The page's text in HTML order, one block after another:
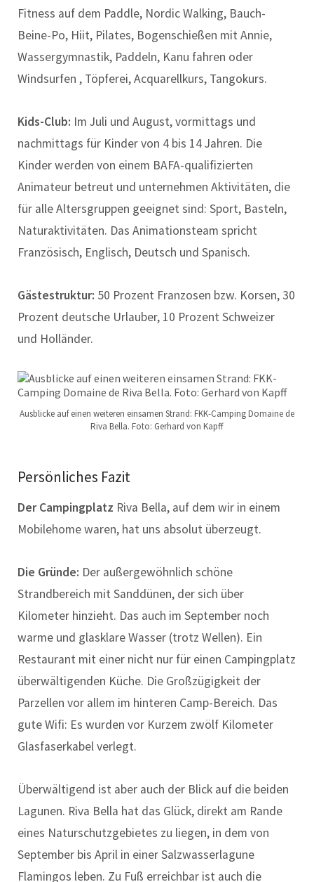
Fitness auf dem Paddle, Nordic Walking, Bauch-
Beine-Po, Hiit, Pilates, Bogenschießen mit Annie,
Wassergymnastik, Paddeln, Kanu fahren oder
Windsurfen , Töpferei, Acquarellkurs, Tangokurs.
Kids-Club: Im Juli und August, vormittags und
nachmittags für Kinder von 4 bis 14 Jahren. Die
Kinder werden von einem BAFA-qualifizierten
Animateur betreut und unternehmen Aktivitäten, die
für alle Altersgruppen geeignet sind: Sport, Basteln,
Naturaktivitäten. Das Animationsteam spricht
Französisch, Englisch, Deutsch und Spanisch.
Gästestruktur: 50 Prozent Franzosen bzw. Korsen, 30
Prozent deutsche Urlauber, 10 Prozent Schweizer
und Holländer.
Ausblicke auf einen weiteren einsamen Strand: FKK-Camping Domaine de
Riva Bella. Foto: Gerhard von Kapff
Persönliches Fazit
Der Campingplatz Riva Bella, auf dem wir in einem
Mobilehome waren, hat uns absolut überzeugt.
Die Gründe: Der außergewöhnlich schöne
Strandbereich mit Sanddünen, der sich über
Kilometer hinzieht. Das auch im September noch
warme und glasklare Wasser (trotz Wellen). Ein
Restaurant mit einer nicht nur für einen Campingplatz
überwältigenden Küche. Die Großzügigkeit der
Parzellen vor allem im hinteren Camp-Bereich. Das
gute Wifi: Es wurden vor Kurzem zwölf Kilometer
Glasfaserkabel verlegt.
Überwältigend ist aber auch der Blick auf die beiden
Lagunen. Riva Bella hat das Glück, direkt am Rande
eines Naturschutzgebietes zu liegen, in dem von
September bis April in einer Salzwasserlagune
Flamingos leben. Zu Fuß erreichbar ist auch die